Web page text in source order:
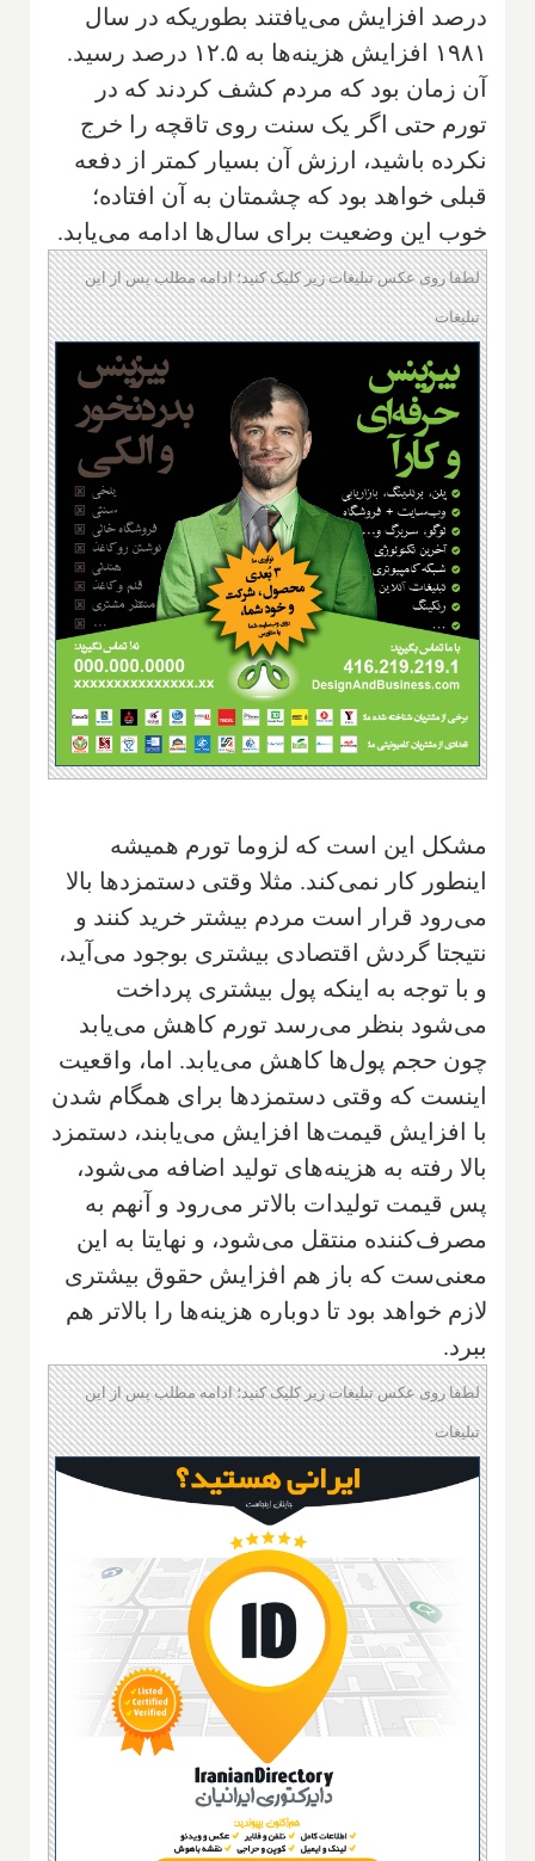
درصد افزایش می‌یافتند بطوریکه در سال
۱۹۸۱ افزایش هزینه‌ها به ۱۲.۵ درصد رسید.
آن زمان بود که مردم کشف کردند که در
تورم حتی اگر یک سنت روی تاقچه را خرج
نکرده باشید، ارزش آن بسیار کمتر از دفعه
قبلی خواهد بود که چشمتان به آن افتاده؛
خوب این وضعیت برای سال‌ها ادامه می‌یابد.
لطفا روی عکس تبلیغات زیر کلیک کنید؛ ادامه مطلب پس از این
تبلیغات
مشکل این است که لزوما تورم همیشه
اینطور کار نمی‌کند. مثلا وقتی دستمزدها بالا
می‌رود قرار است مردم بیشتر خرید کنند و
نتیجتا گردش اقتصادی بیشتری بوجود می‌آید،
و با توجه به اینکه پول بیشتری پرداخت
می‌شود بنظر می‌رسد تورم کاهش می‌یابد
چون حجم پول‌ها کاهش می‌یابد. اما، واقعیت
اینست که وقتی دستمزدها برای همگام شدن
با افزایش قیمت‌ها افزایش می‌یابند، دستمزد
بالا رفته به هزینه‌های تولید اضافه می‌شود،
پس قیمت تولیدات بالاتر می‌رود و آنهم به
مصرف‌کننده منتقل می‌شود، و نهایتا به این
معنی‌ست که باز هم افزایش حقوق بیشتری
لازم خواهد بود تا دوباره هزینه‌ها را بالاتر هم
ببرد.
لطفا روی عکس تبلیغات زیر کلیک کنید؛ ادامه مطلب پس از این
تبلیغات